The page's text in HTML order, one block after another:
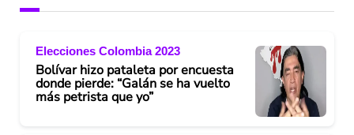
Elecciones Colombia 2023
Bolívar hizo pataleta por encuesta
donde pierde: “Galán se ha vuelto
más petrista que yo”